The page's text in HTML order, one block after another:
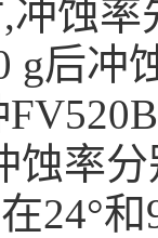
冲蚀
g后冲
蚀率
24°